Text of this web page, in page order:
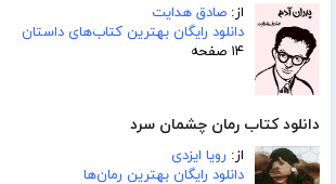
از: صادق هدایت
دانلود رایگان بهترین کتاب‌های داستان
۱۴ صفحه
دانلود کتاب رمان چشمان سرد
از: رویا ایزدی
دانلود رایگان بهترین رمان‌ها